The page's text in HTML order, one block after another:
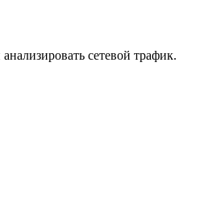
сетевой трафик.